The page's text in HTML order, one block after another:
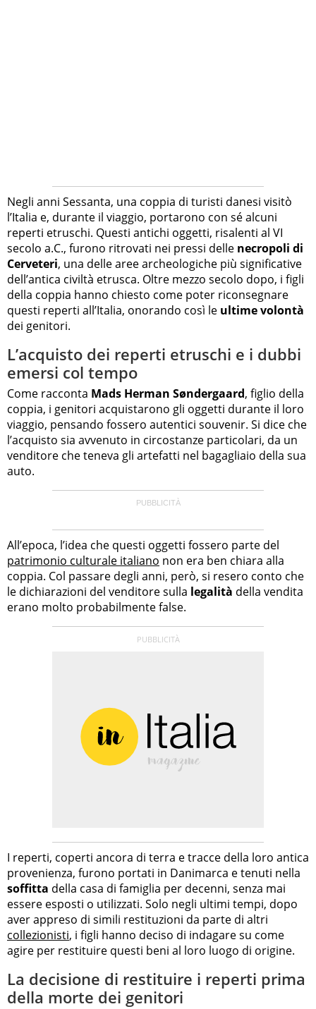
Negli anni Sessanta, una coppia di turisti danesi visitò
l’Italia e, durante il viaggio, portarono con sé alcuni
reperti etruschi. Questi antichi oggetti, risalenti al VI
secolo a.C., furono ritrovati nei pressi delle necropoli di
Cerveteri, una delle aree archeologiche più significative
dell’antica civiltà etrusca. Oltre mezzo secolo dopo, i figli
della coppia hanno chiesto come poter riconsegnare
questi reperti all’Italia, onorando così le ultime volontà
dei genitori.
L’acquisto dei reperti etruschi e i dubbi
emersi col tempo
Come racconta Mads Herman Søndergaard, figlio della
coppia, i genitori acquistarono gli oggetti durante il loro
viaggio, pensando fossero autentici souvenir. Si dice che
l’acquisto sia avvenuto in circostanze particolari, da un
venditore che teneva gli artefatti nel bagagliaio della sua
auto.
All’epoca, l’idea che questi oggetti fossero parte del
patrimonio culturale italiano non era ben chiara alla
coppia. Col passare degli anni, però, si resero conto che
le dichiarazioni del venditore sulla legalità della vendita
erano molto probabilmente false.
I reperti, coperti ancora di terra e tracce della loro antica
provenienza, furono portati in Danimarca e tenuti nella
soffitta della casa di famiglia per decenni, senza mai
essere esposti o utilizzati. Solo negli ultimi tempi, dopo
aver appreso di simili restituzioni da parte di altri
collezionisti, i figli hanno deciso di indagare su come
agire per restituire questi beni al loro luogo di origine.
La decisione di restituire i reperti prima
della morte dei genitori